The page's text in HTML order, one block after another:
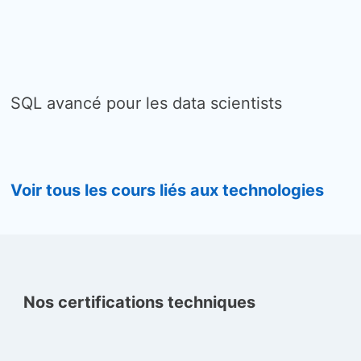
SQL avancé pour les data scientists
Voir tous les cours liés aux technologies
Nos certifications techniques